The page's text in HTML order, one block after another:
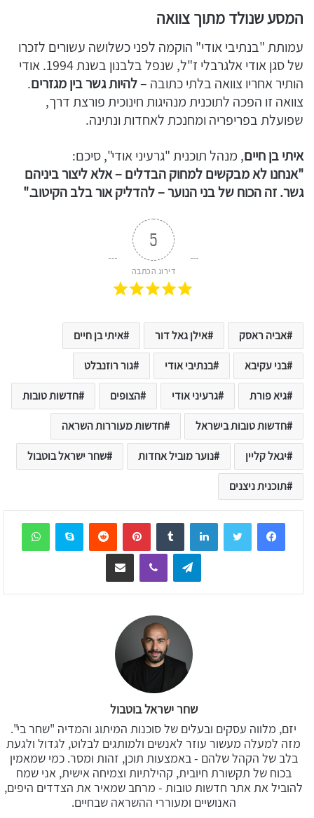
המסע שנולד מתוך צוואה
עמותת "בנתיבי אודי" הוקמה לפני כשלושה עשורים לזכרו
של סגן אודי אלגרבלי ז"ל, שנפל בלבנון בשנת 1994. אודי
הותיר אחריו צוואה בלתי כתובה –להיות גשר בין מגזרים.
צוואה זו הפכה לתוכנית מנהיגות חינוכית פורצת דרך,
שפועלת בפריפריה ומחנכת לאחדות ונתינה.
איתי בן חיים, מנהל תוכנית "גרעיני אודי", סיכם:
"אנחנו לא מבקשים למחוק הבדלים – אלא ליצור ביניהם
גשר. זה הכוח של בני הנוער – להדליק אור בלב הקיטוב."
5
דירוג הכתבה
אביה ראסק אילן גאל דור איתי בן חיים
בני עקיבא בנתיבי אודי גור רוזנבלט
גיא פורת גרעיני אודי הצופים חדשות טובות
חדשות טובות בישראל חדשות מעוררות השראה
יגאל קליין נוער מוביל אחדות שחר ישראל בוטבול
תוכנית ניצנים
LinkedIn
Tumblr
Pinterest
Reddit
Skype
Telegram
Viber שיתוף דרך המייל
שחר ישראל בוטבול
יזם, מלווה עסקים ובעלים של סוכנות המיתוג והמדיה "שחר בי".
מזה למעלה מעשור עוזר לאנשים ולמותגים לבלוט, לגדול ולגעת
בלב של הקהל שלהם - באמצעות תוכן, זהות ומסר. כמי שמאמין
בכוח של תקשורת חיובית, קהילתיות וצמיחה אישית, אני שמח
להוביל את אתר חדשות טובות - מרחב שמאיר את הצדדים היפים,
האנושיים ומעוררי ההשראה שבחיים.